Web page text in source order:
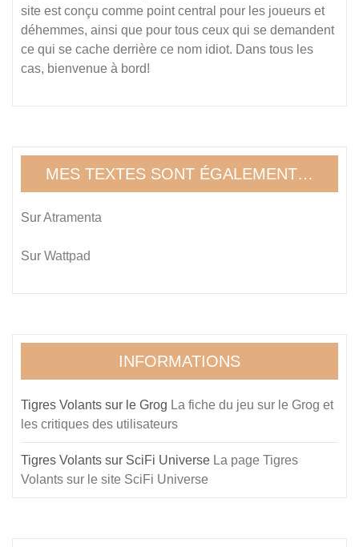
site est conçu comme point central pour les joueurs et
déhemmes, ainsi que pour tous ceux qui se demandent
ce qui se cache derrière ce nom idiot. Dans tous les
cas, bienvenue à bord!
MES TEXTES SONT ÉGALEMENT…
SurAtramenta
Sur Wattpad
INFORMATIONS
Tigres Volants sur le Grog La fiche du jeu sur le Grog et
les critiques des utilisateurs
Tigres Volants sur SciFi Universe La page Tigres
Volants sur le site SciFi Universe